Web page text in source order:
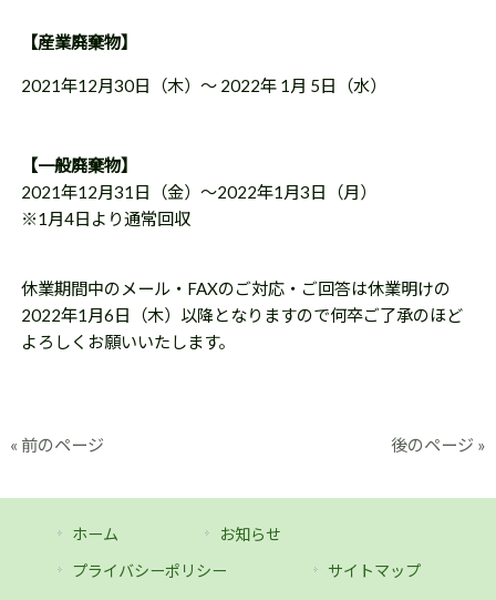
【産業廃棄物】
2021年12月30日（木）～ 2022年 1月 5日（水）
2021年12月31日（金）～2022年1月3日（月）
※1月4日より通常回収
休業期間中のメール・FAXのご対応・ご回答は休業明けの
2022年1月6日（木）以降となりますので何卒ご了承のほど
よろしくお願いいたします。
« 前のページ 後のページ »
ホーム
お知らせ
プライバシーポリシー
サイトマップ